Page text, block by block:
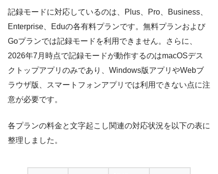
記録モードに対応しているのは、Plus、Pro、Business、
Enterprise、Eduの各有料プランです。無料プランおよび
Goプランでは記録モードを利用できません。さらに、
2026年7月時点で記録モードが動作するのはmacOSデス
クトップアプリのみであり、Windows版アプリやWebブ
ラウザ版、スマートフォンアプリでは利用できない点に注
意が必要です。
各プランの料金と文字起こし関連の対応状況を以下の表に
整理しました。